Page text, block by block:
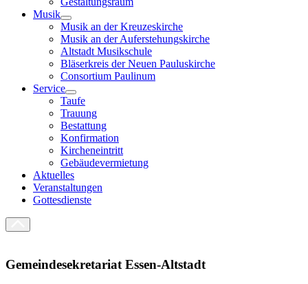
Musik
Musik an der Kreuzeskirche
Musik an der Auferstehungskirche
Altstadt Musikschule
Bläserkreis der Neuen Pauluskirche
Consortium Paulinum
Service
Taufe
Trauung
Bestattung
Konfirmation
Kircheneintritt
Gebäudevermietung
Aktuelles
Veranstaltungen
Gottesdienste
Gemeindesekretariat Essen-Altstadt